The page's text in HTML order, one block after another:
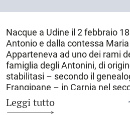
Nacque a Udine il 2 febbraio
Antonio e dalla contessa
Apparteneva ad uno dei rami
famiglia degli Antonini, di
stabilitasi – secondo il
Frangipane – in Carnia nel
successivo a Venzone.
Antonini passarono a Udine
Leggi tutto